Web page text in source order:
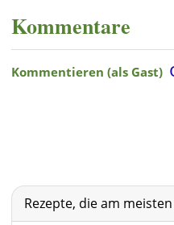
Kommentare
Rezepte, die am